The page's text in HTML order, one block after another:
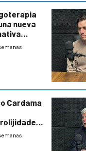
nueva
bacterias
Cardama